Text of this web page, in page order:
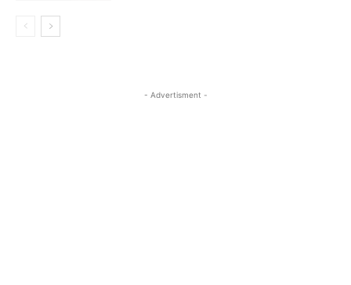
- Advertisment -